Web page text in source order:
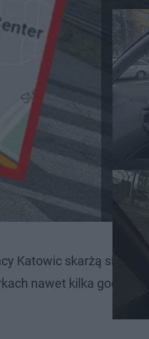
Katowic skarżą się na
nawet kilka godzin.